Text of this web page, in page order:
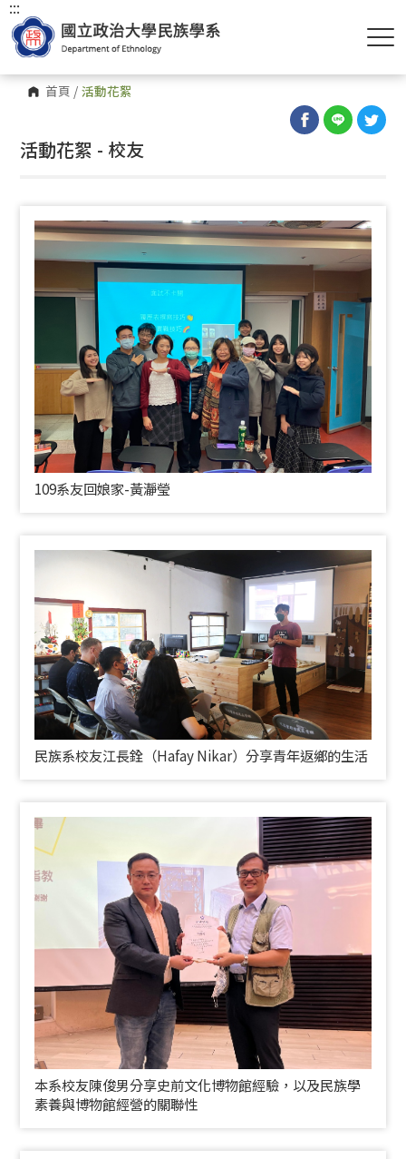
首頁 / 活動花絮
:::
活動花絮 - 校友
109系友回娘家-黃瀞瑩
民族系校友江長銓（Hafay Nikar）分享青年返鄉的生活
本系校友陳俊男分享史前文化博物館經驗，以及民族學
素養與博物館經營的關聯性